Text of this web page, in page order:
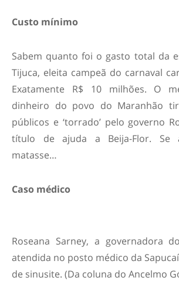
Custo mínimo
Sabem quanto foi o gasto total da
Tijuca, eleita campeã do carnaval
Exatamente R$ 10 milhões. O
dinheiro do povo do Maranhão
públicos e ‘torrado’ pelo governo
título de ajuda a Beija-Flor. Se
matasse…
Caso médico
Roseana Sarney, a governadora
atendida no posto médico da
de sinusite. (Da coluna do Ancelmo